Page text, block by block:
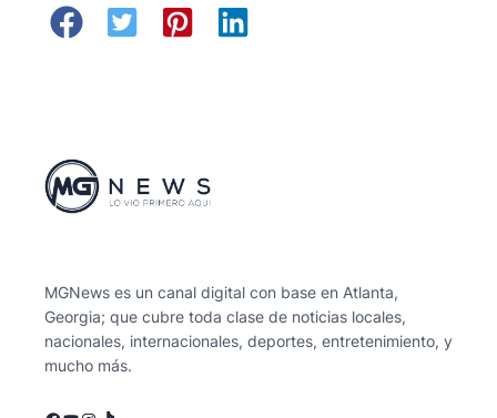
MGNews es un canal digital con base en Atlanta,
Georgia; que cubre toda clase de noticias locales,
nacionales, internacionales, deportes, entretenimiento, y
mucho más.